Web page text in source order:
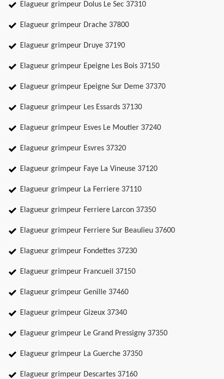
Elagueur grimpeur Dolus Le Sec 37310
Elagueur grimpeur Drache 37800
Elagueur grimpeur Druye 37190
Elagueur grimpeur Epeigne Les Bois 37150
Elagueur grimpeur Epeigne Sur Deme 37370
Elagueur grimpeur Les Essards 37130
Elagueur grimpeur Esves Le Moutier 37240
Elagueur grimpeur Esvres 37320
Elagueur grimpeur Faye La Vineuse 37120
Elagueur grimpeur La Ferriere 37110
Elagueur grimpeur Ferriere Larcon 37350
Elagueur grimpeur Ferriere Sur Beaulieu 37600
Elagueur grimpeur Fondettes 37230
Elagueur grimpeur Francueil 37150
Elagueur grimpeur Genille 37460
Elagueur grimpeur Gizeux 37340
Elagueur grimpeur Le Grand Pressigny 37350
Elagueur grimpeur La Guerche 37350
Elagueur grimpeur Descartes 37160